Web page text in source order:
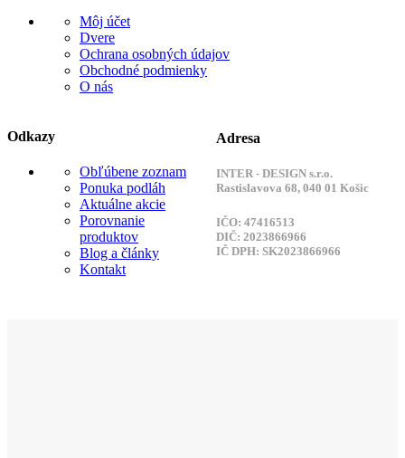
Môj účet
Dvere
Ochrana osobných údajov
Obchodné podmienky
O nás
Odkazy
Obľúbene zoznam
Ponuka podláh
Aktuálne akcie
Porovnanie
produktov
Blog a články
Kontakt
Adresa
INTER - DESIGN s.r.o.
Rastislavova 68, 040 01 Košic
IČO: 47416513
DIČ: 2023866966
IČ DPH: SK2023866966